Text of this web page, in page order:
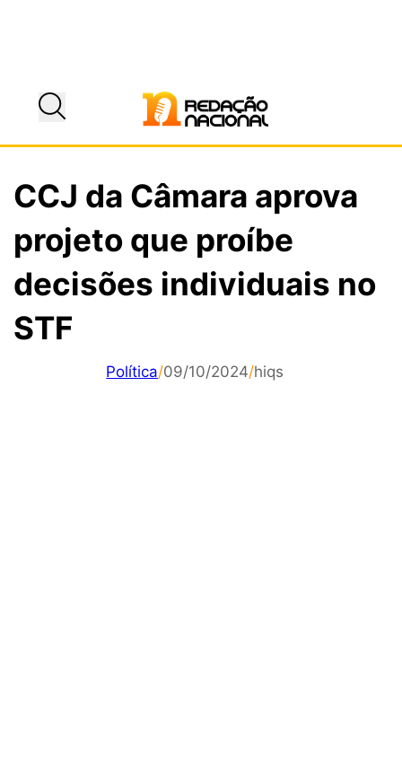
CCJ da Câmara aprova
projeto que proíbe
decisões individuais no
STF
Política/09/10/2024/hiqs